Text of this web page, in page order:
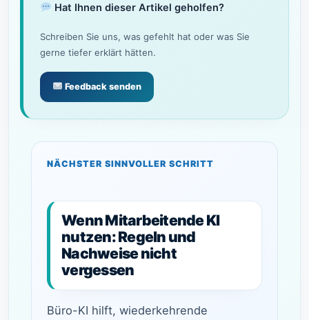
Hat Ihnen dieser Artikel geholfen?
Schreiben Sie uns, was gefehlt hat oder was Sie
gerne tiefer erklärt hätten.
Feedback senden
NÄCHSTER SINNVOLLER SCHRITT
Wenn Mitarbeitende KI
nutzen: Regeln und
Nachweise nicht
vergessen
Büro-KI hilft, wiederkehrende